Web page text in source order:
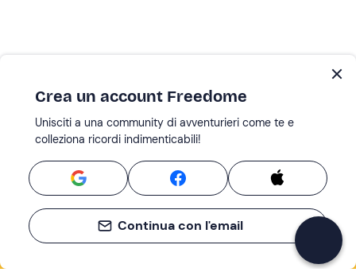
Se non sai mai cosa fare, sai cosa fare
Crea un account Freedome
Unisciti a una community di avventurieri come te e
colleziona ricordi indimenticabili!
Continua con l'email